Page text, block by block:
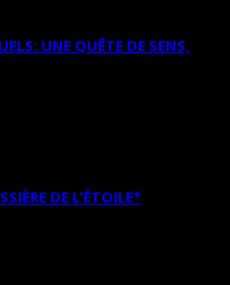
UNE QUÊTE DE SENS,
DE L’ÉTOILE*